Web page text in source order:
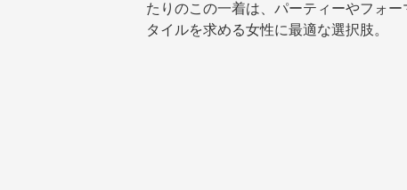
たりのこの一着は、パーティーやフォ
タイルを求める女性に最適な選択肢。